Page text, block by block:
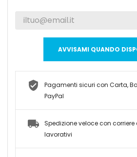
AVVISAMI QUANDO
Pagamenti sicuri con Carta,
PayPal
Spedizione veloce con corriere
lavorativi